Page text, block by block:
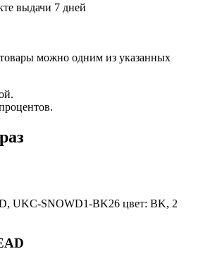
выдачи 7 дней
можно одним из указанных